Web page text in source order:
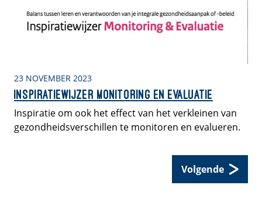
23 NOVEMBER 2023
Inspiratiewijzer monitoring en evaluatie
Inspiratie om ook het effect van het verkleinen van
gezondheidsverschillen te monitoren en evalueren.
Volgende